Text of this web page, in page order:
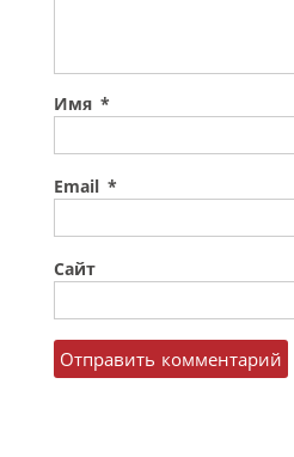
Имя *
Email *
Сайт